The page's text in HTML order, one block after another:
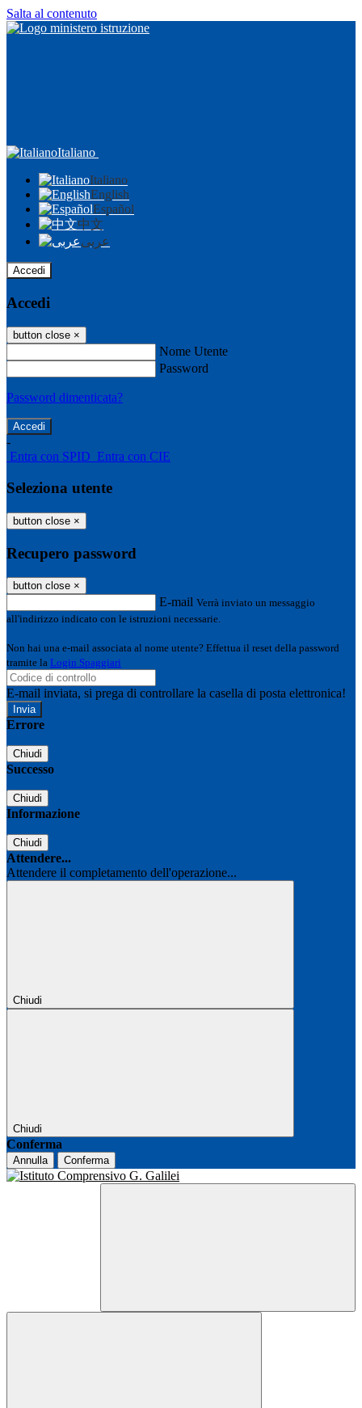
Salta al contenuto
Italiano
Italiano
English
Español
中文
عربى
Accedi
Accedi
button close ×
Nome Utente
Password
Password dimenticata?
-
Entra con SPID Entra con CIE
Seleziona utente
button close ×
Recupero password
button close ×
E-mail Verrà inviato un messaggio
all'indirizzo indicato con le istruzioni necessarie.
Non hai una e-mail associata al nome utente? Effettua il reset della password
tramite la Login Spaggiari
E-mail inviata, si prega di controllare la casella di posta elettronica!
Errore
Chiudi
Successo
Chiudi
Informazione
Chiudi
Attendere...
Attendere il completamento dell'operazione...
Chiudi
Chiudi
Conferma
Annulla Conferma